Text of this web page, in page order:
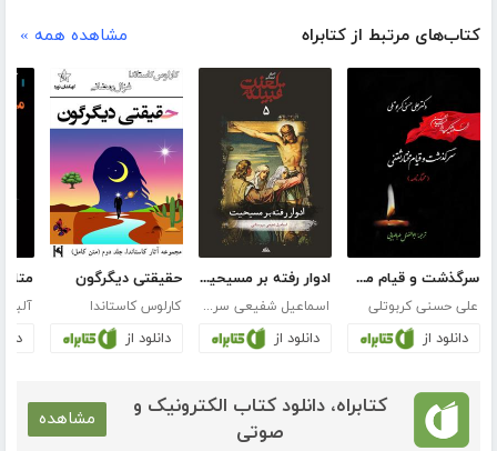
کتاب‌های مرتبط از کتابراه مشاهده همه »
سرگذشت و قیام مختار ثقفی
علی حسنی کربوتلی
دانلود از
ادوار رفته بر مسیحیت (جلد 5 از مجموعه تاریخ فرهنگی قبیله لعنت)
اسماعیل شفیعی سروستانی
دانلود از
حقیقتی دیگرگون
کارلوس کاستاندا
دانلود از
آلبر
کتابراه، دانلود کتاب الکترونیک و
صوتی
مشاهده